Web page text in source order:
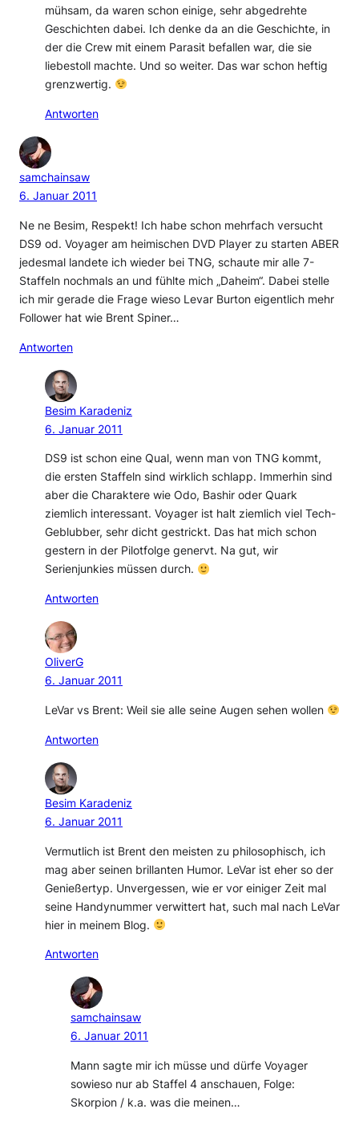
mühsam, da waren schon einige, sehr abgedrehte
Geschichten dabei. Ich denke da an die Geschichte, in
der die Crew mit einem Parasit befallen war, die sie
liebestoll machte. Und so weiter. Das war schon heftig
grenzwertig.
Antworten
samchainsaw
6. Januar 2011
Ne ne Besim, Respekt! Ich habe schon mehrfach versucht
DS9 od. Voyager am heimischen DVD Player zu starten ABER
jedesmal landete ich wieder bei TNG, schaute mir alle 7-
Staffeln nochmals an und fühlte mich „Daheim“. Dabei stelle
ich mir gerade die Frage wieso Levar Burton eigentlich mehr
Follower hat wie Brent Spiner…
Antworten
Besim Karadeniz
6. Januar 2011
DS9 ist schon eine Qual, wenn man von TNG kommt,
die ersten Staffeln sind wirklich schlapp. Immerhin sind
aber die Charaktere wie Odo, Bashir oder Quark
ziemlich interessant. Voyager ist halt ziemlich viel Tech-
Geblubber, sehr dicht gestrickt. Das hat mich schon
gestern in der Pilotfolge genervt. Na gut, wir
Serienjunkies müssen durch.
Antworten
OliverG
6. Januar 2011
LeVar vs Brent: Weil sie alle seine Augen sehen wollen
Antworten
Besim Karadeniz
6. Januar 2011
Vermutlich ist Brent den meisten zu philosophisch, ich
mag aber seinen brillanten Humor. LeVar ist eher so der
Genießertyp. Unvergessen, wie er vor einiger Zeit mal
seine Handynummer verwittert hat, such mal nach LeVar
hier in meinem Blog.
Antworten
samchainsaw
6. Januar 2011
Mann sagte mir ich müsse und dürfe Voyager
sowieso nur ab Staffel 4 anschauen, Folge:
Skorpion / k.a. was die meinen…